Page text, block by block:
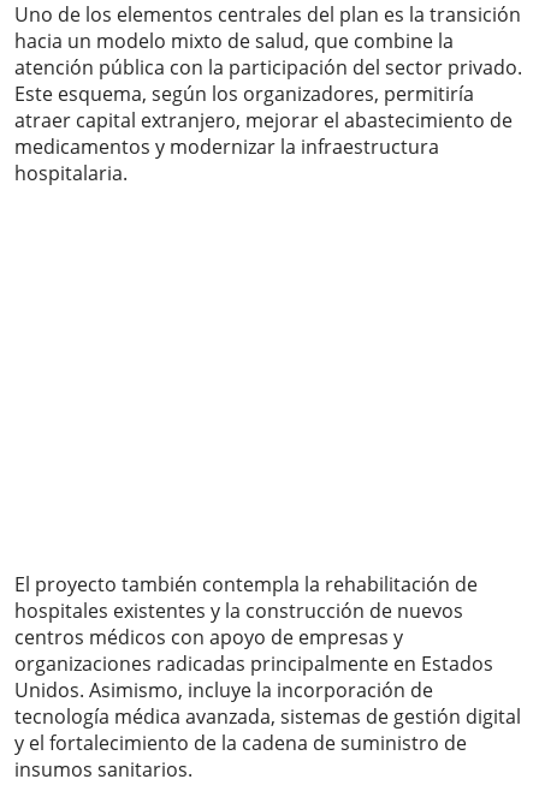
Uno de los elementos centrales del plan es la transición
hacia un modelo mixto de salud, que combine la
atención pública con la participación del sector privado.
Este esquema, según los organizadores, permitiría
atraer capital extranjero, mejorar el abastecimiento de
medicamentos y modernizar la infraestructura
hospitalaria.
El proyecto también contempla la rehabilitación de
hospitales existentes y la construcción de nuevos
centros médicos con apoyo de empresas y
organizaciones radicadas principalmente en Estados
Unidos. Asimismo, incluye la incorporación de
tecnología médica avanzada, sistemas de gestión digital
y el fortalecimiento de la cadena de suministro de
insumos sanitarios.